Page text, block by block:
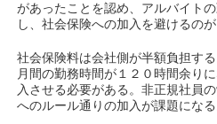
があったことを認め、アルバイト
し、社会保険への加入を避けるの
社会保険料は会社側が半額負担す
月間の勤務時間が１２０時間余り
入させる必要がある。非正規社員
へのルール通りの加入が課題になる